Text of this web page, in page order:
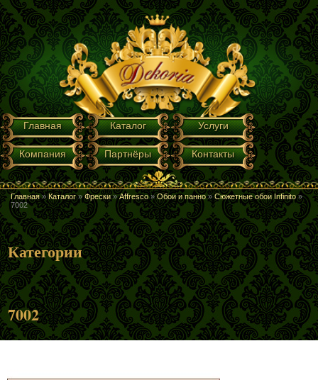
Перейти к основному содержанию
ГЛАВНОЕ МЕНЮ
Главная Каталог Услуги
Компания Партнёры Контакты
ВЫ ЗДЕСЬ
Главная » Каталог » Фрески » Affresco » Обои и панно » Сюжетные обои Infinito »
7002
Категории
7002